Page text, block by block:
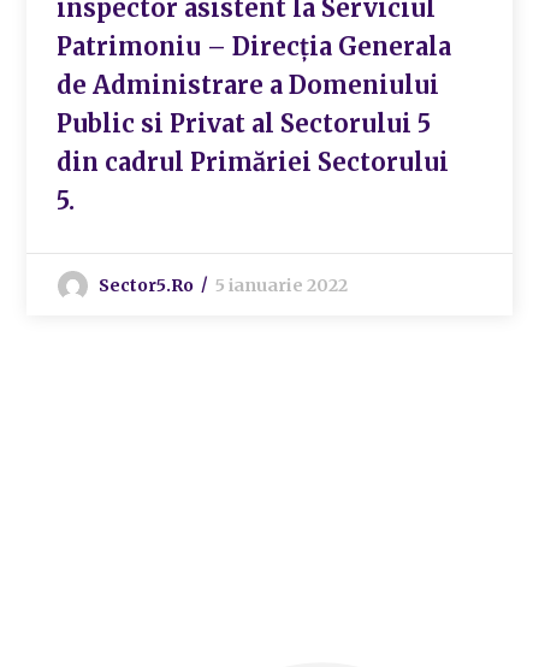
inspector asistent la Serviciul
Patrimoniu – Direcția Generala
de Administrare a Domeniului
Public si Privat al Sectorului 5
din cadrul Primăriei Sectorului
5.
Sector5.ro 5 ianuarie 2022